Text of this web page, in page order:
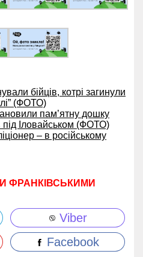
бійців, котрі загинули
(ФОТО)
пам’ятну дошку
під Іловайськом (ФОТО)
– в російському
ФРАНКІВСЬКИМИ
Viber
Facebook